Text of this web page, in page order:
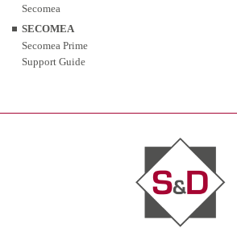
Secomea
SECOMEA
Secomea Prime
Support Guide